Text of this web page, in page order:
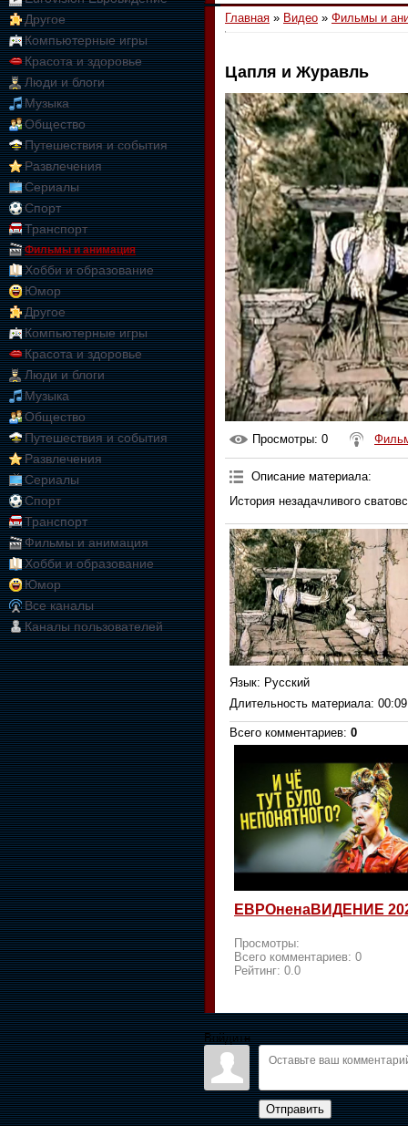
Другое
Компьютерные игры
Красота и здоровье
Люди и блоги
Музыка
Общество
Путешествия и события
Развлечения
Сериалы
Спорт
Транспорт
Фильмы и анимация
Хобби и образование
Юмор
Другое
Компьютерные игры
Красота и здоровье
Люди и блоги
Музыка
Общество
Путешествия и события
Развлечения
Сериалы
Спорт
Транспорт
Фильмы и анимация
Хобби и образование
Юмор
Все каналы
Каналы пользователей
Главная » Видео » Фильмы и
Цапля и Журавль
Просмотры: 0
Описание материала:
История незадачливого
Язык: Русский
Длительность материала:
Всего комментариев: 0
ЕВРОненаВИДЕНИЕ
Просмотры:
Всего комментариев: 0
Рейтинг: 0.0
Войдите:
Отправить